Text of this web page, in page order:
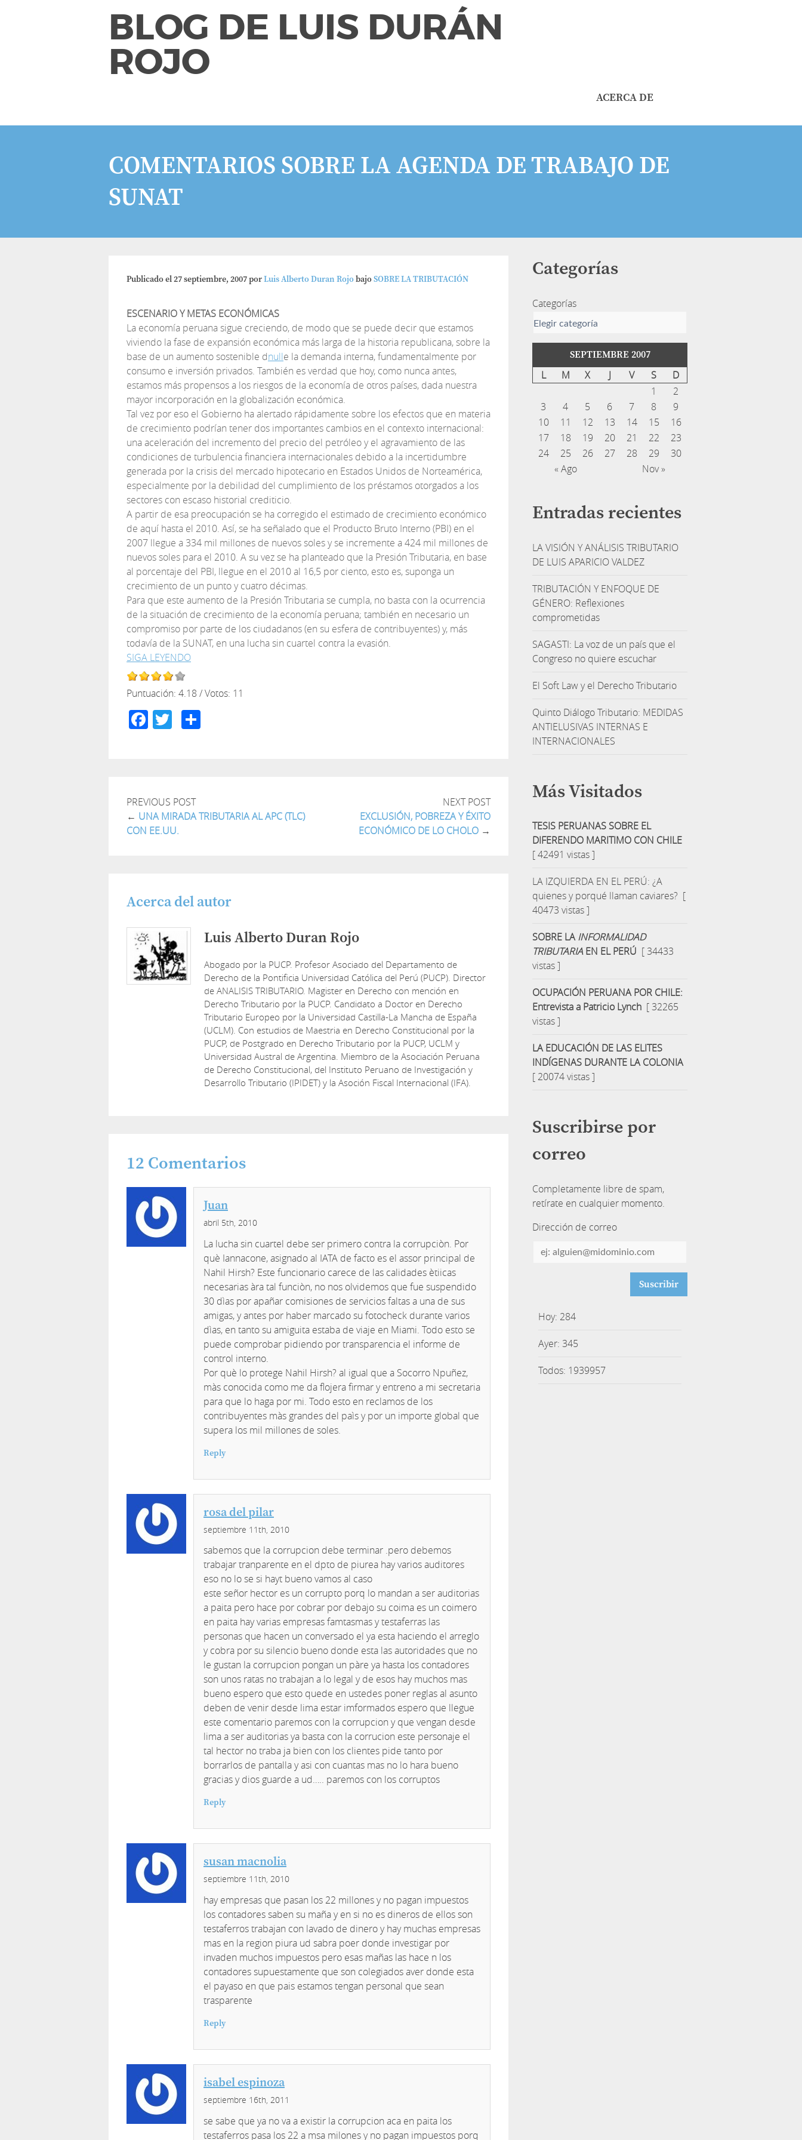
BLOG DE LUIS DURÁN
ROJO
ACERCA DE
COMENTARIOS SOBRE LA AGENDA DE TRABAJO DE
SUNAT
Publicado el27 septiembre, 2007porLuis Alberto Duran RojobajoSOBRE LA TRIBUTACIÓN
ESCENARIO Y METAS ECONÓMICAS
La economía peruana sigue creciendo, de modo que se puede decir que estamos
viviendo la fase de expansión económica más larga de la historia republicana, sobre la
base de un aumento sostenible dnulle la demanda interna, fundamentalmente por
consumo e inversión privados. También es verdad que hoy, como nunca antes,
estamos más propensos a los riesgos de la economía de otros países, dada nuestra
mayor incorporación en la globalización económica.
Tal vez por eso el Gobierno ha alertado rápidamente sobre los efectos que en materia
de crecimiento podrían tener dos importantes cambios en el contexto internacional:
una aceleración del incremento del precio del petróleo y el agravamiento de las
condiciones de turbulencia financiera internacionales debido a la incertidumbre
generada por la crisis del mercado hipotecario en Estados Unidos de Norteamérica,
especialmente por la debilidad del cumplimiento de los préstamos otorgados a los
sectores con escaso historial crediticio.
A partir de esa preocupación se ha corregido el estimado de crecimiento económico
de aquí hasta el 2010. Así, se ha señalado que el Producto Bruto Interno (PBI) en el
2007 llegue a 334 mil millones de nuevos soles y se incremente a 424 mil millones de
nuevos soles para el 2010. A su vez se ha planteado que la Presión Tributaria, en base
al porcentaje del PBI, llegue en el 2010 al 16,5 por ciento, esto es, suponga un
crecimiento de un punto y cuatro décimas.
Para que este aumento de la Presión Tributaria se cumpla, no basta con la ocurrencia
de la situación de crecimiento de la economía peruana; también en necesario un
compromiso por parte de los ciudadanos (en su esfera de contribuyentes) y, más
todavía de la SUNAT, en una lucha sin cuartel contra la evasión.
SIGA LEYENDO
Puntuación: 4.18 / Votos: 11
Facebook
Twitter
PREVIOUS POST
← UNA MIRADA TRIBUTARIA AL APC (TLC)
CON EE.UU.
NEXT POST
EXCLUSIÓN, POBREZA Y ÉXITO
ECONÓMICO DE LO CHOLO →
Acerca del autor
Luis Alberto Duran Rojo
Abogado por la PUCP. Profesor Asociado del Departamento de
Derecho de la Pontificia Universidad Católica del Perú (PUCP). Director
de ANALISIS TRIBUTARIO. Magister en Derecho con mención en
Derecho Tributario por la PUCP. Candidato a Doctor en Derecho
Tributario Europeo por la Universidad Castilla-La Mancha de España
(UCLM). Con estudios de Maestria en Derecho Constitucional por la
PUCP, de Postgrado en Derecho Tributario por la PUCP, UCLM y
Universidad Austral de Argentina. Miembro de la Asociación Peruana
de Derecho Constitucional, del Instituto Peruano de Investigación y
Desarrollo Tributario (IPIDET) y la Asoción Fiscal Internacional (IFA).
12 Comentarios
Juan
abril 5th, 2010
La lucha sin cuartel debe ser primero contra la corrupciòn. Por
què Iannacone, asignado al IATA de facto es el assor principal de
Nahil Hirsh? Este funcionario carece de las calidades ètiicas
necesarias àra tal funciòn, no nos olvidemos que fue suspendido
30 dìas por apañar comisiones de servicios faltas a una de sus
amigas, y antes por haber marcado su fotocheck durante varios
dìas, en tanto su amiguita estaba de viaje en Miami. Todo esto se
puede comprobar pidiendo por transparencia el informe de
control interno.
Por què lo protege Nahil Hirsh? al igual que a Socorro Npuñez,
màs conocida como me da flojera firmar y entreno a mi secretaria
para que lo haga por mi. Todo esto en reclamos de los
contribuyentes màs grandes del paìs y por un importe global que
supera los mil millones de soles.
Reply
rosa del pilar
septiembre 11th, 2010
sabemos que la corrupcion debe terminar .pero debemos
trabajar tranparente en el dpto de piurea hay varios auditores
eso no lo se si hayt bueno vamos al caso
este señor hector es un corrupto porq lo mandan a ser auditorias
a paita pero hace por cobrar por debajo su coima es un coimero
en paita hay varias empresas famtasmas y testaferras las
personas que hacen un conversado el ya esta haciendo el arreglo
y cobra por su silencio bueno donde esta las autoridades que no
le gustan la corrupcion pongan un pàre ya hasta los contadores
son unos ratas no trabajan a lo legal y de esos hay muchos mas
bueno espero que esto quede en ustedes poner reglas al asunto
deben de venir desde lima estar imformados espero que llegue
este comentario paremos con la corrupcion y que vengan desde
lima a ser auditorias ya basta con la corrucion este personaje el
tal hector no traba ja bien con los clientes pide tanto por
borrarlos de pantalla y asi con cuantas mas no lo hara bueno
gracias y dios guarde a ud….. paremos con los corruptos
Reply
susan macnolia
septiembre 11th, 2010
hay empresas que pasan los 22 millones y no pagan impuestos
los contadores saben su maña y en si no es dineros de ellos son
testaferros trabajan con lavado de dinero y hay muchas empresas
mas en la region piura ud sabra poer donde investigar por
invaden muchos impuestos pero esas mañas las hace n los
contadores supuestamente que son colegiados aver donde esta
el payaso en que pais estamos tengan personal que sean
trasparente
Reply
isabel espinoza
septiembre 16th, 2011
se sabe que ya no va a existir la corrupcion aca en paita los
testaferros pasa los 22 a msa milones y no pagan impuestos porq
Categorías
Categorías
SEPTIEMBRE 2007
L M X J V S D
« Ago Nov »
1
2
3
4 5 6 7 8
9
10
11 12 13 14 15
16
17
18 19 20 21 22
23
24
25 26 27 28 29 30
Entradas recientes
LA VISIÓN Y ANÁLISIS TRIBUTARIO
DE LUIS APARICIO VALDEZ
TRIBUTACIÓN Y ENFOQUE DE
GÉNERO: Reflexiones
comprometidas
SAGASTI: La voz de un país que el
Congreso no quiere escuchar
El Soft Law y el Derecho Tributario
Quinto Diálogo Tributario: MEDIDAS
ANTIELUSIVAS INTERNAS E
INTERNACIONALES
Más Visitados
TESIS PERUANAS SOBRE EL
DIFERENDO MARITIMO CON CHILE
[ 42491 vistas ]
LA IZQUIERDA EN EL PERÚ: ¿A
quienes y porqué llaman caviares? [
40473 vistas ]
SOBRE LAINFORMALIDAD
TRIBUTARIAEN EL PERÚ [ 34433
vistas ]
OCUPACIÓN PERUANA POR CHILE:
Entrevista a Patricio Lynch [ 32265
vistas ]
LA EDUCACIÓN DE LAS ELITES
INDÍGENAS DURANTE LA COLONIA
[ 20074 vistas ]
Suscribirse por
correo
Completamente libre de spam,
retírate en cualquier momento.
Dirección de correo
Dirección
Hoy: 284
Ayer: 345
Todos: 1939957